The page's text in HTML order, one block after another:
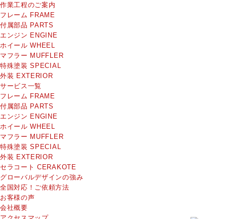
作業工程のご案内
フレーム FRAME
付属部品 PARTS
エンジン ENGINE
ホイールWHEEL
マフラー MUFFLER
特殊塗装SPECIAL
外装 EXTERIOR
サービス一覧
フレーム FRAME
付属部品 PARTS
エンジン ENGINE
ホイールWHEEL
マフラー MUFFLER
特殊塗装SPECIAL
外装 EXTERIOR
セラコートCERAKOTE
グローバルデザインの強み
全国対応！ご依頼方法
お客様の声
会社概要